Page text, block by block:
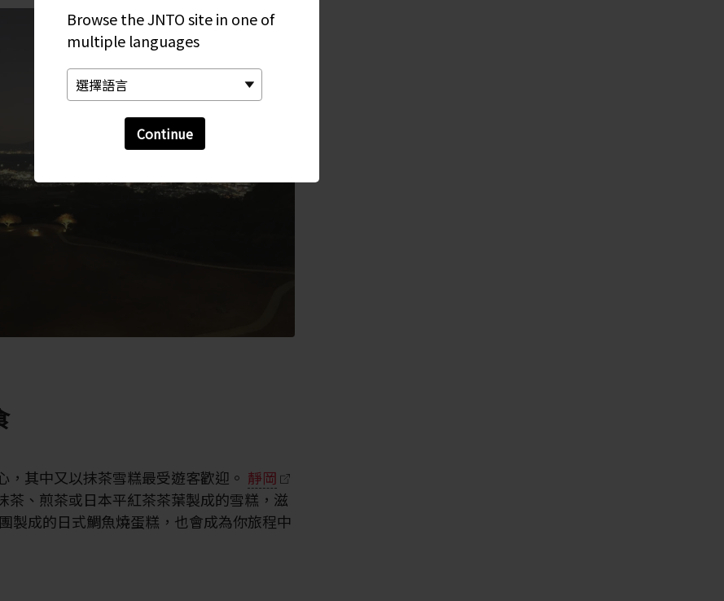
Browse the JNTO site in one of
multiple languages
Continue
其中又以抹茶雪糕最受遊客歡迎。 靜岡
茶、煎茶或日本平紅茶茶葉製成的雪糕，滋
製成的日式鯛魚燒蛋糕，也會成為你旅程中